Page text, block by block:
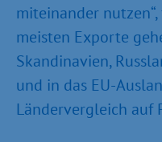
miteinander
meisten Exporte
Skandinavien,
und in das EU-
Ländervergleich auf